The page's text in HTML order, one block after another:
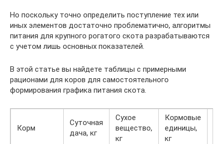
Но поскольку точно определить поступление тех или
иных элементов достаточно проблематично, алгоритмы
питания для крупного рогатого скота разрабатываются
с учетом лишь основных показателей.
В этой статье вы найдете таблицы с примерными
рационами для коров для самостоятельного
формирования графика питания скота.
Корм
Суточная
дача, кг
Сухое
вещество,
кг
Кормовые
единицы,
кг